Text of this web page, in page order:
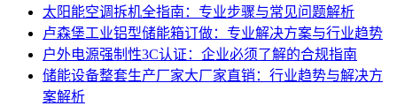
太阳能空调拆机全指南：专业步骤与常见问题解析
卢森堡工业铝型储能箱订做：专业解决方案与行业趋势
户外电源强制性3C认证：企业必须了解的合规指南
储能设备整套生产厂家大厂家直销：行业趋势与解决方
案解析